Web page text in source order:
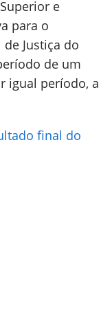
e
para o
Justiça do
de um
igual período, a
final do